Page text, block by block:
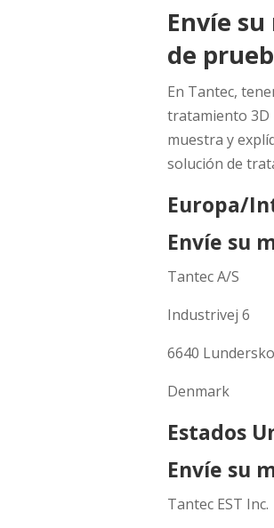
Envíe
de
En Tantec,
tratamiento 3D
muestra y
solución de
Europa/
Envíe su
Tantec A/S
Industrivej 6
6640
Denmark
Estados
Envíe su
Tantec EST Inc.